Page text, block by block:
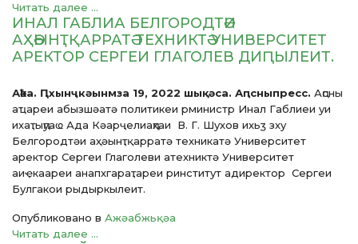
Читать далее ...
ИНАЛ ГАБЛИА БЕЛГОРОДТӘИ
АҲӘЫНҬҚАРРАТӘ ТЕХНИКТӘ УНИВЕРСИТЕТ
АРЕКТОР СЕРГЕИ ГЛАГОЛЕВ ДИԤЫЛЕИТ.
Аҟәа. Ԥхынҷкәынмза 19, 2022 шықәса. Аԥсныпресс. Аԥсны
аҵареи абызшәатә политикеи рминистр Инал Габлиеи уи
ихаҭыԥуаҩ Ада Кәарҷелиаԥҳаи В. Г. Шухов ихьӡ зху
Белгородтәи аҳәынҭқарратә техникатә Университет
аректор Сергеи Глаголеви атехниктә Университет
аиҿкаареи анапхгараҭареи ринститут адиректор Сергеи
Булгакои рыдыркылеит.
Опубликовано в Ажәабжьқәа
Читать далее ...